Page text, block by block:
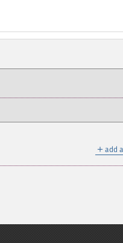
＋ add